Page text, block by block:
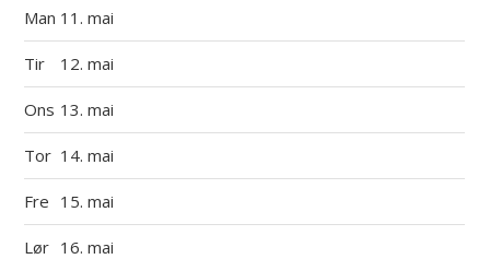
Man 11. mai
Tir 12. mai
Ons 13. mai
Tor 14. mai
Fre 15. mai
Lør 16. mai